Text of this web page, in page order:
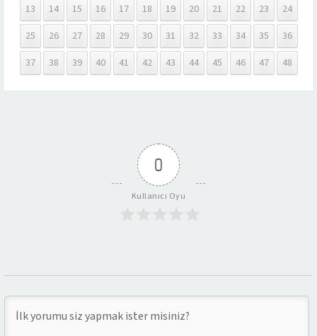
13
14 15 16 17 18 19 20 21 22 23
24
25
26 27 28 29 30 31 32 33 34 35
36
37
38 39 40 41 42 43 44 45 46 47 48
0
Kullanıcı Oyu